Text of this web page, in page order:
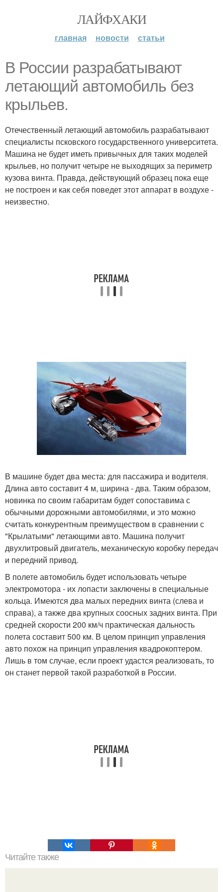
ЛАЙФХАКИ
главная новости статьи
В России разрабатывают
летающий автомобиль без
крыльев.
Отечественный летающий автомобиль разрабатывают
специалисты псковского государственного университета.
Машина не будет иметь привычных для таких моделей
крыльев, но получит четыре не выходящих за периметр
кузова винта. Правда, действующий образец пока еще
не построен и как себя поведет этот аппарат в воздухе -
неизвестно.
В машине будет два места: для пассажира и водителя.
Длина авто составит 4 м, ширина - два. Таким образом,
новинка по своим габаритам будет сопоставима с
обычными дорожными автомобилями, и это можно
считать конкурентным преимуществом в сравнении с
"Крылатыми" летающими авто. Машина получит
двухлитровый двигатель, механическую коробку передач
и передний привод.
В полете автомобиль будет использовать четыре
электромотора - их лопасти заключены в специальные
кольца. Имеются два малых передних винта (слева и
справа), а также два крупных соосных задних винта. При
средней скорости 200 км/ч практическая дальность
полета составит 500 км. В целом принцип управления
авто похож на принцип управления квадрокоптером.
Лишь в том случае, если проект удастся реализовать, то
он станет первой такой разработкой в России.
Читайте также